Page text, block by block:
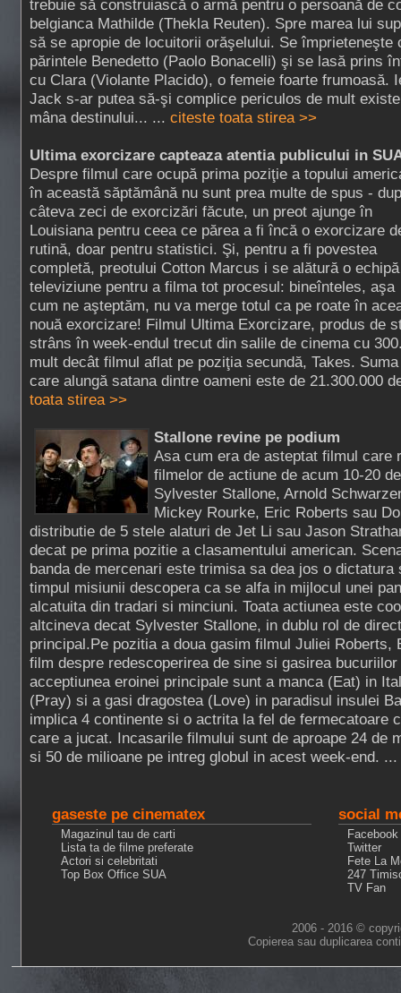
trebuie să construiască o armă pentru o persoană de
belgianca Mathilde (Thekla Reuten). Spre marea lui
să se apropie de locuitorii orăşelului. Se împrieteneşte
părintele Benedetto (Paolo Bonacelli) şi se lasă prins
cu Clara (Violante Placido), o femeie foarte frumoasă.
Jack s-ar putea să-şi complice periculos de mult
mâna destinului... ... citeste toata stirea >>
Ultima exorcizare capteaza atentia publicului in
Despre filmul care ocupă prima poziţie a topului
în această săptămână nu sunt prea multe de spus -
câteva zeci de exorcizări făcute, un preot ajunge în
Louisiana pentru ceea ce părea a fi încă o exorcizare
rutină, doar pentru statistici. Şi, pentru a fi povestea
completă, preotului Cotton Marcus i se alătură o
televiziune pentru a filma tot procesul: bineînteles, aşa
cum ne aşteptăm, nu va merge totul ca pe roate în
nouă exorcizare! Filmul Ultima Exorcizare, produs de
strâns în week-endul trecut din salile de cinema cu
mult decât filmul aflat pe poziţia secundă, Takes.
care alungă satana dintre oameni este de 21.300.000
toata stirea >>
Stallone revine pe podium
Asa cum era de asteptat filmul care
filmelor de actiune de acum 10-20
Sylvester Stallone, Arnold
Mickey Rourke, Eric Roberts sau
distributie de 5 stele alaturi de Jet Li sau Jason
decat pe prima pozitie a clasamentului american.
banda de mercenari este trimisa sa dea jos o dictatura
timpul misiunii descopera ca se alfa in mijlocul unei
alcatuita din tradari si minciuni. Toata actiunea este
altcineva decat Sylvester Stallone, in dublu rol de
principal.Pe pozitia a doua gasim filmul Juliei Roberts,
film despre redescoperirea de sine si gasirea
acceptiunea eroinei principale sunt a manca (Eat) in
(Pray) si a gasi dragostea (Love) in paradisul insulei
implica 4 continente si o actrita la fel de fermecatoare
care a jucat. Incasarile filmului sunt de aproape 24 de
si 50 de milioane pe intreg globul in acest week-end. ...
gaseste pe cinematex
Magazinul tau de carti
Lista ta de filme preferate
Actori si celebritati
Top Box Office SUA
social
Facebook
Twitter
Fete La
247
TV Fan
2006 - 2016 ©
Copierea sau duplicarea